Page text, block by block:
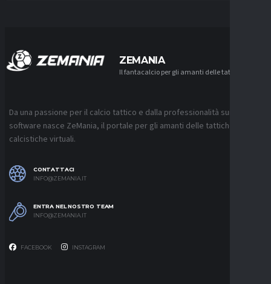
ZEMANIA
Il fantacalcio per gli amanti delle tattiche
Da una passione per il calcio tattico e dalla professionalità sui
software nasce ZeMania, il portale per gli amanti delle tattiche
calcistiche virtuali.
CONTATTACI
INFO@ZEMANIA.IT
ENTRA NEL NOSTRO TEAM
INFO@ZEMANIA.IT
FACEBOOK INSTAGRAM